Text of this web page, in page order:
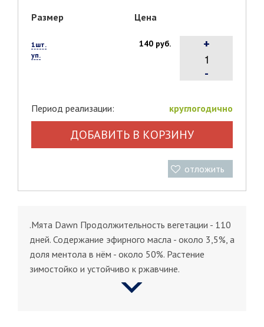
Размер Цена
1шт.
уп.
140 руб.
-
+
Период реализации: круглогодично
ДОБАВИТЬ В КОРЗИНУ
отложить
.Мята Dawn Продолжительность вегетации - 110
дней. Содержание эфирного масла - около 3,5%, а
доля ментола в нём - около 50%. Растение
зимостойко и устойчиво к ржавчине.